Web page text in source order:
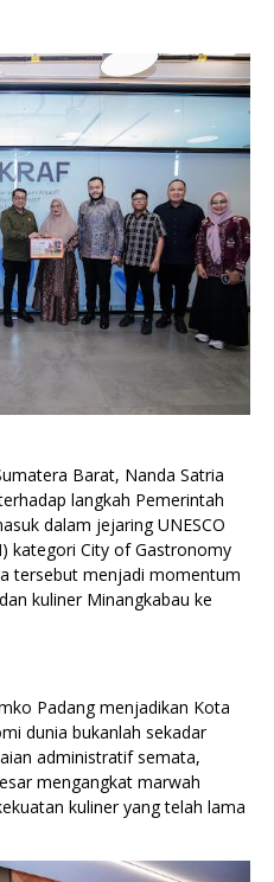
Barat, Nanda Satria
langkah Pemerintah
dalam jejaring UNESCO
kategori City of Gastronomy
tersebut menjadi momentum
kuliner Minangkabau ke
Padang menjadikan Kota
dunia bukanlah sekadar
administratif semata,
mengangkat marwah
kuliner yang telah lama